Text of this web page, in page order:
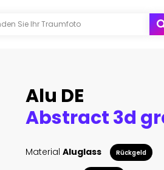
Alu DE
Material Aluglass Rückgeld